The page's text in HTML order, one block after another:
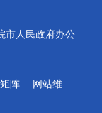
市人民政府办公
阵
网站维